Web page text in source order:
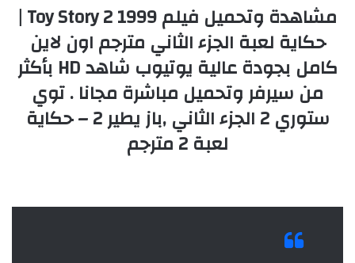
مشاهدة وتحميل فيلم Toy Story 2 1999 |
حكاية لعبة الجزء الثاني مترجم اون لاين
كامل بجودة عالية يوتيوب شاهد HD بأكثر
من سيرفر وتحميل مباشرة مجانا . توي
ستوري 2 الجزء الثاني ,باز يطير 2 – حكاية
لعبة 2 مترجم